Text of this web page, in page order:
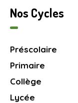
Nos Cycles
Préscolaire
Primaire
Collège
Lycée